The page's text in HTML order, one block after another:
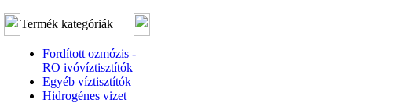
Termék kategóriák
Fordított ozmózis -
RO ivóvíztisztítók
Egyéb víztisztítók
Hidrogénes vizet